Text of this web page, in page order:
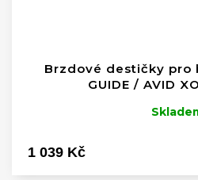
Brzdové destičky pro
GUIDE / AVID
1 039 Kč